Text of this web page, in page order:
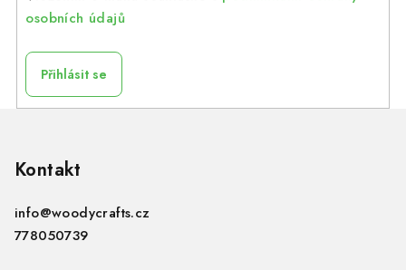
osobních údajů
Přihlásit se
Kontakt
info@woodycrafts.cz
778050739